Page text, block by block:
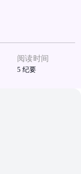
阅读时间
5 纪要